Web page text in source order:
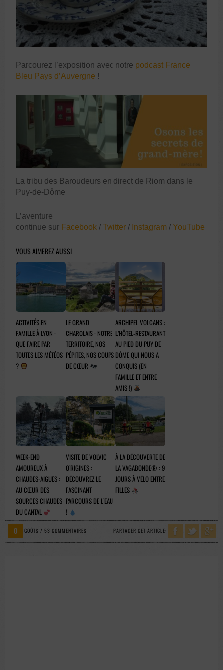
Parcourez l’exposition avec notre podcast France
Bleu Pays d’Auvergne !
La tribu des Baroudeurs en direct de Riom dans le
Puy-de-Dôme
L’aventure
continue sur Facebook /Twitter/ Instagram /YouTube
VOUS AIMEREZ AUSSI
ACTIVITÉS EN
FAMILLE À LYON :
QUE FAIRE PAR
TOUTES LES MÉTÉOS
?
LE GRAND
CHAROLAIS : NOTRE
TERRITOIRE, NOS
PÉPITES, NOS COUPS
DE CŒUR
ARCHIPEL VOLCANS :
L’HÔTEL-RESTAURANT
AU PIED DU PUY DE
DÔME QUI NOUS A
CONQUIS (EN
FAMILLE ET ENTRE
AMIS !)
WEEK-END
AMOUREUX À
CHAUDES-AIGUES :
AU CŒUR DES
SOURCES CHAUDES
DU CANTAL
VISITE DE VOLVIC
O’RIGINES :
DÉCOUVREZ LE
FASCINANT
PARCOURS DE L’EAU
!
À LA DÉCOUVERTE DE
LA VAGABONDE® : 9
JOURS À VÉLO ENTRE
FILLES
0 GOÛTS / 53 COMMENTAIRES PARTAGER CET ARTICLE: